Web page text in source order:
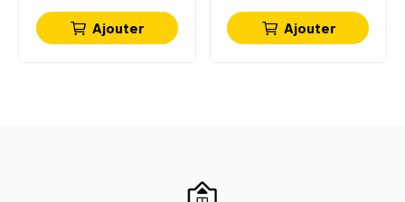
Ajouter Ajouter